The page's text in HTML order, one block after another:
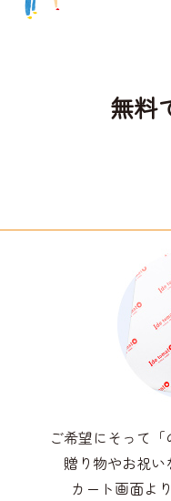
無料
ご希望にそって「
贈り物やお祝い
カート画面よ